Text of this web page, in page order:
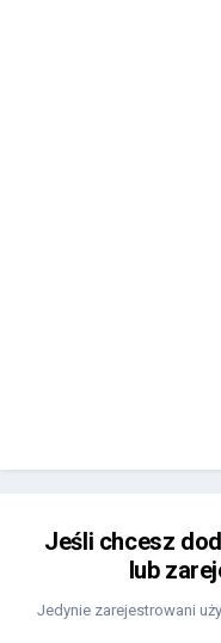
Jeśli chcesz
lub
Jedynie zarejestrowani